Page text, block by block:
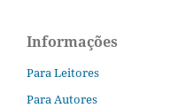
Informações
Para Leitores
Para Autores